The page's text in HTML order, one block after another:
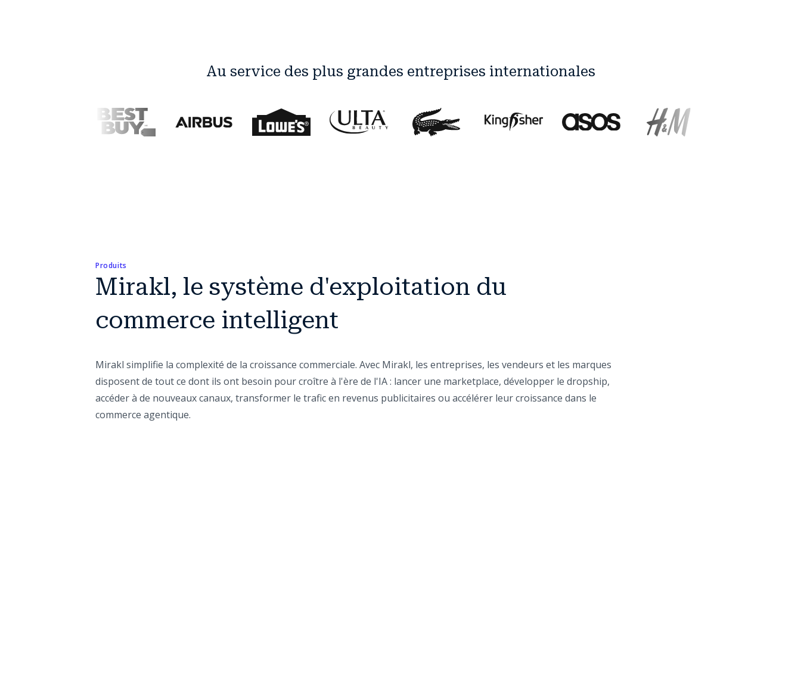
Au service des plus grandes entreprises internationales
Produits
Mirakl, le système d'exploitation du
commerce intelligent
Mirakl simplifie la complexité de la croissance commerciale. Avec Mirakl, les entreprises, les vendeurs et les marques
disposent de tout ce dont ils ont besoin pour croître à l'ère de l'IA : lancer une marketplace, développer le dropship,
accéder à de nouveaux canaux, transformer le trafic en revenus publicitaires ou accélérer leur croissance dans le
commerce agentique.